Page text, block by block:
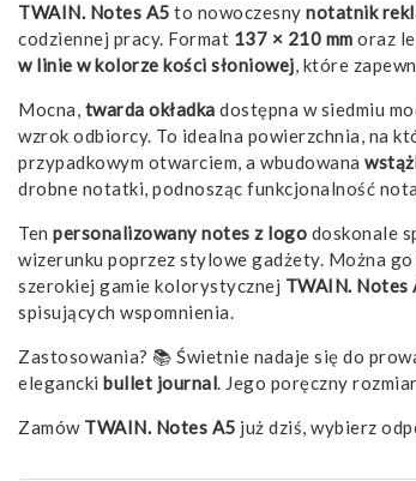
TWAIN. Notes A5 to nowoczesny notatnik
codziennej pracy. Format 137 × 210 mm oraz
w linie w kolorze kości słoniowej, które
Mocna, twarda okładka dostępna w siedmiu
wzrok odbiorcy. To idealna powierzchnia, na
przypadkowym otwarciem, a wbudowana
drobne notatki, podnosząc funkcjonalność
Ten personalizowany notes z logo doskonale
wizerunku poprzez stylowe gadżety. Można
szerokiej gamie kolorystycznej TWAIN. Notes
spisujących wspomnienia.
Zastosowania? 📚 Świetnie nadaje się do
elegancki bullet journal. Jego poręczny
Zamów TWAIN. Notes A5 już dziś, wybierz